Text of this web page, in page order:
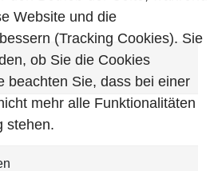
Website und die
(Tracking Cookies). Sie
ob Sie die Cookies
beachten Sie, dass bei einer
mehr alle Funktionalitäten
stehen.